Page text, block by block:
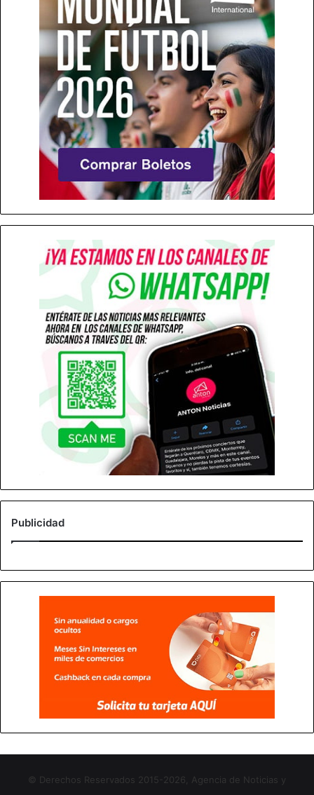
Publicidad
© Derechos Reservados 2015-2026, Agencia de Noticias y